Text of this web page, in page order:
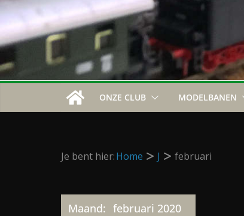
ONZE CLUB MODELBANEN
Je bent hier:Home J februari
Maand: februari 2020